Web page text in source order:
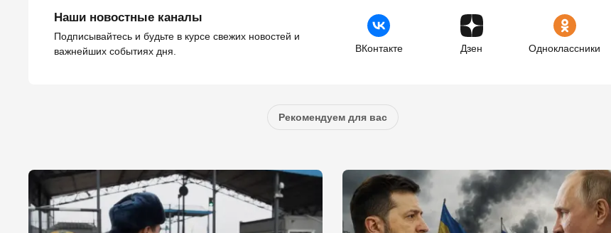
Наши новостные каналы
Подписывайтесь и будьте в курсе свежих новостей и
важнейших событиях дня.
ВКонтакте Дзен Одноклассники
Рекомендуем для вас